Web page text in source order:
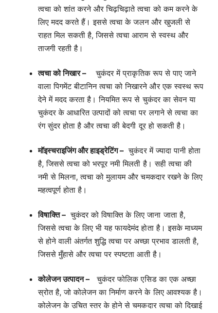
त्वचा को शांत करने और चिढ़चिढ़ाते त्वचा को कम करने के
लिए मदद करते हैं। इससे त्वचा के जलन और खुजली से
राहत मिल सकती है, जिससे त्वचा आराम से स्वस्थ और
ताजगी रहती है।
त्वचा को निखार – चुकंदर में प्राकृतिक रूप से पाए जाने
वाला पिगमेंट बीटानिन त्वचा को निखारने और एक स्वस्थ रूप
देने में मदद करता है। नियमित रूप से चुकंदर का सेवन या
चुकंदर के आधारित उत्पादों को त्वचा पर लगाने से त्वचा का
रंग सुंदर होता है और त्वचा की बेदगी दूर हो सकती है।
मॉइस्चराइजिंग और हाइड्रेटिंग – चुकंदर में ज्यादा पानी होता
है, जिससे त्वचा को भरपूर नमी मिलती है। सही त्वचा की
नमी से मिलना, त्वचा को मुलायम और चमकदार रखने के लिए
महत्वपूर्ण होता है।
विषाक्ति – चुकंदर को विषाक्ति के लिए जाना जाता है,
जिससे त्वचा के लिए भी यह फायदेमंद होता है। इसके माध्यम
से होने वाली अंतर्गत शुद्धि त्वचा पर अच्छा प्रभाव डालती है,
जिससे मुँहासे और त्वचा पर स्पष्टता आती है।
कोलेजन उत्पादन – चुकंदर फोलिक एसिड का एक अच्छा
स्रोत है, जो कोलेजन का निर्माण करने के लिए आवश्यक है।
कोलेजन के उचित स्तर के होने से चमकदार त्वचा को दिखाई